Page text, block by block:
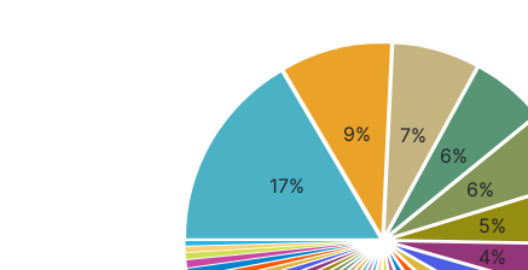
17%
9%
7%
6%
6%
5%
4%